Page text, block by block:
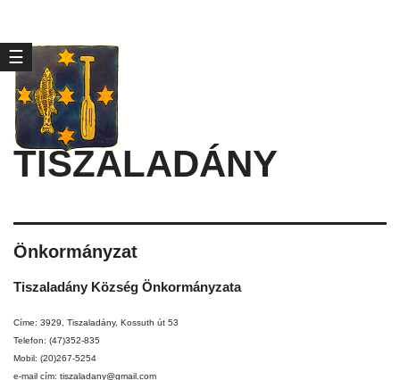
TISZALADÁNY
☰
Önkormányzat
Tiszaladány Község Önkormányzata
Címe: 3929, Tiszaladány, Kossuth út 53
Telefon: (47)352-835
Mobil: (20)267-5254
e-mail cím: tiszaladany@gmail.com